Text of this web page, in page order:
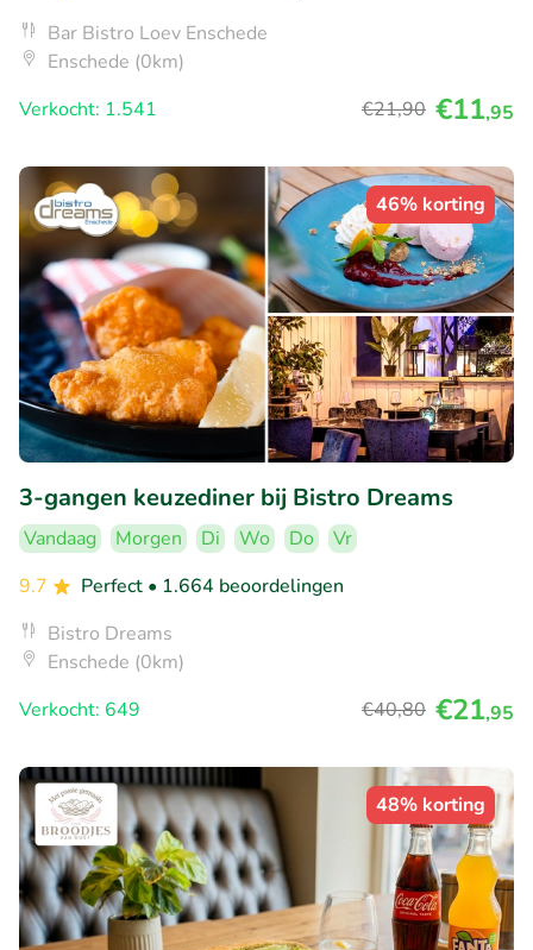
Bar Bistro Loev Enschede
Enschede (0km)
Verkocht: 1.541
€21,90 €11,95
46% korting
3-gangen keuzediner bij Bistro Dreams
Vandaag Morgen Di Wo Do
Vr
9.7
Perfect • 1.664 beoordelingen
Bistro Dreams
Enschede (0km)
Verkocht: 649
€40,80 €21,95
48% korting